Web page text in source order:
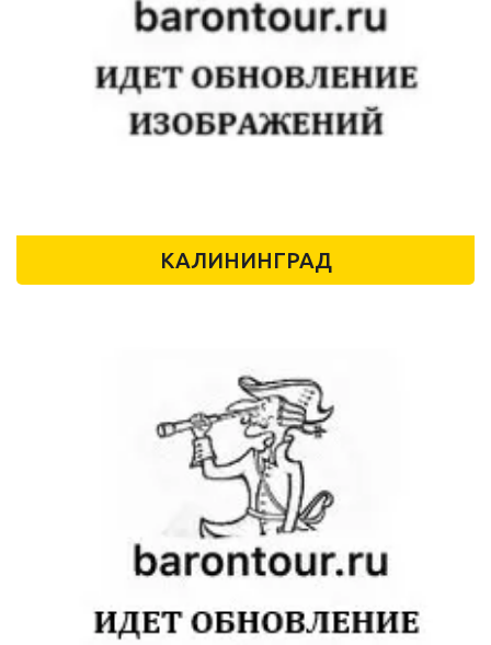
КАЛИНИНГРАД